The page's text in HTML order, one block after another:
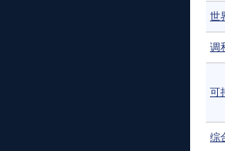
世
调
可
综